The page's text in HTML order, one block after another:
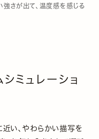
強さが出て、温度感を感じる
ミュレーショ
い、やわらかい描写を